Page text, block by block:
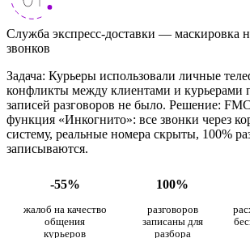
Служба экспресс-доставки — маскировка
звонков
Задача: Курьеры использовали личные
конфликты между клиентами и курьерами
записей разговоров не было. Решение:
функция «Инкогнито»: все звонки через
систему, реальные номера скрыты, 100%
записываются.
-55% 100%
жалоб на качество
общения
курьеров
разговоров
записаны для
разбора